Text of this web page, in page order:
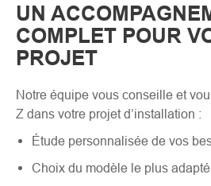
UN
COMPLET POUR
PROJET
Notre équipe vous conseille et
Z dans votre projet d’installation :
Étude personnalisée de vos
Choix du modèle le plus